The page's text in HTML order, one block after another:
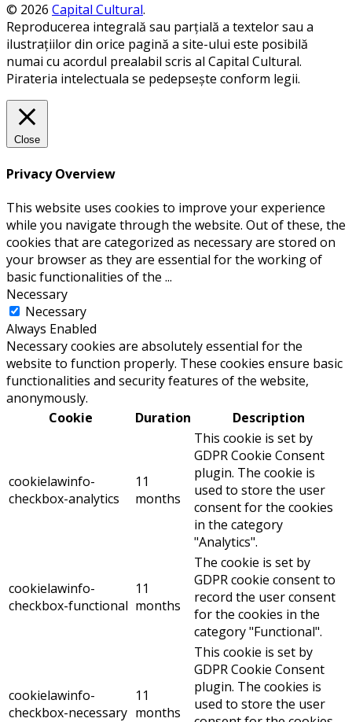
© 2026 Capital Cultural.
Reproducerea integrală sau parțială a textelor sau a
ilustrațiilor din orice pagină a site-ului este posibilă
numai cu acordul prealabil scris al Capital Cultural.
Pirateria intelectuala se pedepsește conform legii.
Close
Privacy Overview
This website uses cookies to improve your experience
while you navigate through the website. Out of these, the
cookies that are categorized as necessary are stored on
your browser as they are essential for the working of
basic functionalities of the ...
Necessary
Necessary
Always Enabled
Necessary cookies are absolutely essential for the
website to function properly. These cookies ensure basic
functionalities and security features of the website,
anonymously.
Cookie
Duration Description
cookielawinfo-
checkbox-analytics
11
months
This cookie is set by
GDPR Cookie Consent
plugin. The cookie is
used to store the user
consent for the cookies
in the category
"Analytics".
cookielawinfo-
checkbox-functional
11
months
The cookie is set by
GDPR cookie consent to
record the user consent
for the cookies in the
category "Functional".
cookielawinfo-
checkbox-necessary
11
months
This cookie is set by
GDPR Cookie Consent
plugin. The cookies is
used to store the user